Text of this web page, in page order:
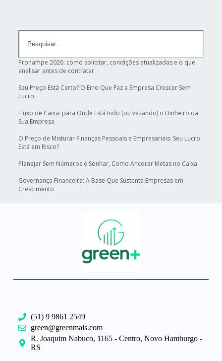
Pronampe 2026: como solicitar, condições atualizadas e o que
analisar antes de contratar
Seu Preço Está Certo? O Erro Que Faz a Empresa Crescer Sem
Lucro
Fluxo de Caixa: para Onde Está Indo (ou vazando) o Dinheiro da
Sua Empresa
O Preço de Misturar Finanças Pessoais e Empresariais: Seu Lucro
Está em Risco?
Planejar Sem Números é Sonhar, Como Ancorar Metas no Caixa
Governança Financeira: A Base Que Sustenta Empresas em
Crescimento
(51) 9 9861 2549
green@greenmais.com
R. Joaquim Nabuco, 1165 - Centro, Novo Hamburgo -
RS